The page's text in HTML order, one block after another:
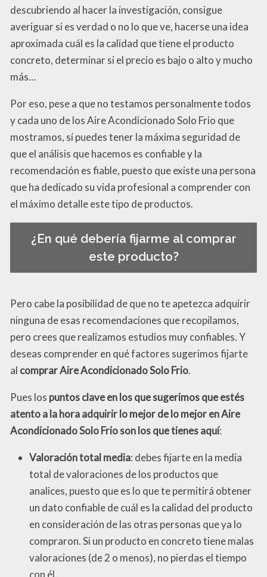
descubriendo al hacer la investigación, consigue
averiguar si es verdad o no lo que ve, hacerse una idea
aproximada cuál es la calidad que tiene el producto
concreto, determinar si el precio es bajo o alto y mucho
más…
Por eso, pese a que no testamos personalmente todos
y cada uno de los Aire Acondicionado Solo Frio que
mostramos, sí puedes tener la máxima seguridad de
que el análisis que hacemos es confiable y la
recomendación es fiable, puesto que existe una persona
que ha dedicado su vida profesional a comprender con
el máximo detalle este tipo de productos.
¿En qué debería fijarme al comprar
este producto?
Pero cabe la posibilidad de que no te apetezca adquirir
ninguna de esas recomendaciones que recopilamos,
pero crees que realizamos estudios muy confiables. Y
deseas comprender en qué factores sugerimos fijarte
al comprar Aire Acondicionado Solo Frio.
Pues los puntos clave en los que sugerimos que estés
atento a la hora adquirir lo mejor de lo mejor en Aire
Acondicionado Solo Frio son los que tienes aquí:
Valoración total media: debes fijarte en la media
total de valoraciones de los productos que
analices, puesto que es lo que te permitirá obtener
un dato confiable de cuál es la calidad del producto
en consideración de las otras personas que ya lo
compraron. Si un producto en concreto tiene malas
valoraciones (de 2 o menos), no pierdas el tiempo
con él.